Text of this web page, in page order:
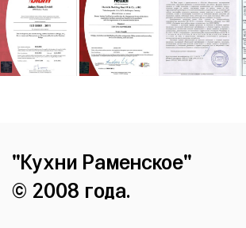
"Кухни Раменское"
© 2008 года.